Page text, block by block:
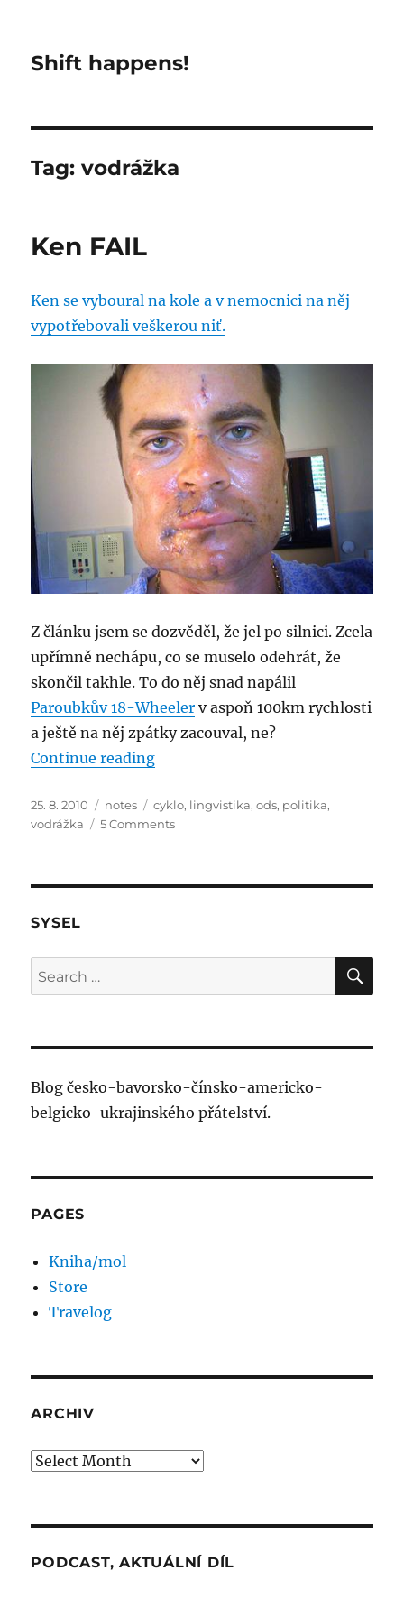
Shift happens!
Tag:vodrážka
Ken FAIL
Ken se vyboural na kole a v nemocnici na něj
vypotřebovali veškerou niť.
Z článku jsem se dozvěděl, že jel po silnici. Zcela
upřímně nechápu, co se muselo odehrát, že
skončil takhle. To do něj snad napálil
Paroubkův 18-Wheeler v aspoň 100km rychlosti
a ještě na něj zpátky zacouval, ne?
Continue reading“Ken FAIL”
Posted
on
25. 8. 2010 Categories
notes Tags
cyklo, lingvistika,ods, politika,
vodrážka
5 Commentson
SYSEL
Search
for:
Blog česko-bavorsko-čínsko-americko-
belgicko-ukrajinského přátelství.
PAGES
Kniha/mol
Store
Travelog
ARCHIV
Archiv
PODCAST, AKTUÁLNÍ DÍL